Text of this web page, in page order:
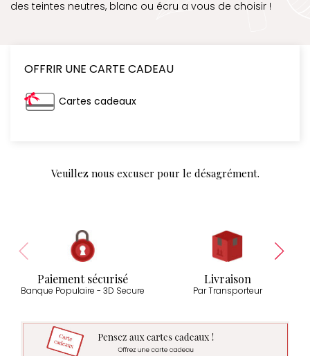
des teintes neutres, blanc ou écru a vous de choisir !
OFFRIR UNE CARTE CADEAU
Cartes cadeaux
Veuillez nous excuser pour le désagrément.
Paiement sécurisé
Banque Populaire - 3D Secure
Livraison
Par Transporteur